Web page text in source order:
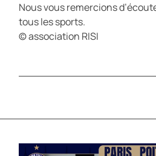
Nous vous remercions
tous les sports.
© association RISI